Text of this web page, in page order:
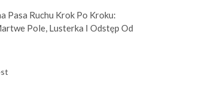
Pasa Ruchu Krok Po Kroku:
Pole, Lusterka I Odstęp Od